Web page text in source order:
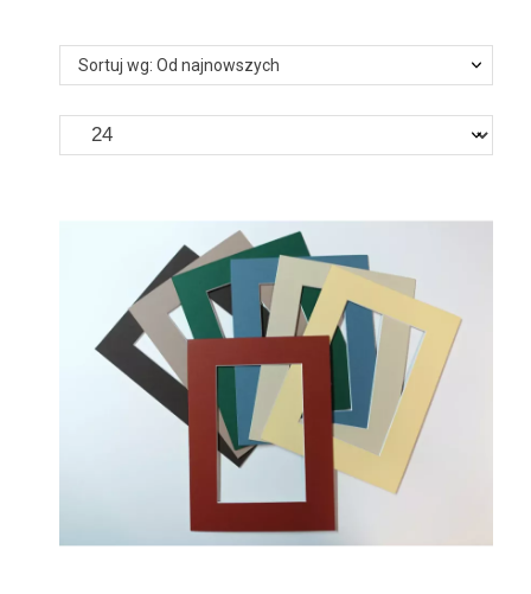
Sortuj wg: Od najnowszych